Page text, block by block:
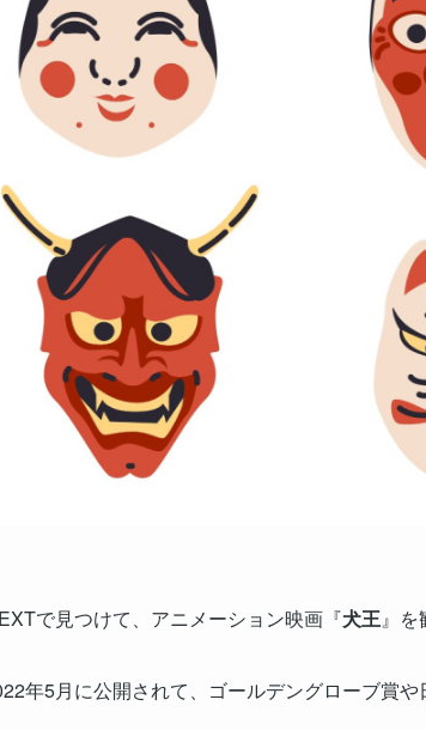
で見つけて、アニメーション映画『犬王』
年5月に公開されて、ゴールデングローブ賞